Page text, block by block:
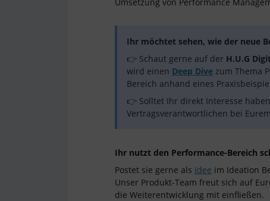
Ihr möchtet sehen, wie der neue
👉 Schaut gerne auf der H.U.G
wird einen Deep Dive zum Thema
Bereich anhand eines
👉 Solltet Ihr direkt Interesse
Vertragsverantwortlichen bei
Ihr nutzt den Performance-Bereich
Postet sie gerne als Idee im Ideation
Unser Produkt-Team freut sich auf
die Weiterentwicklung mit einfließen.